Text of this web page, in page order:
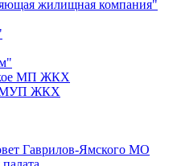
жилищная компания"
МП ЖКХ
МУП ЖКХ
Гаврилов-Ямского МО